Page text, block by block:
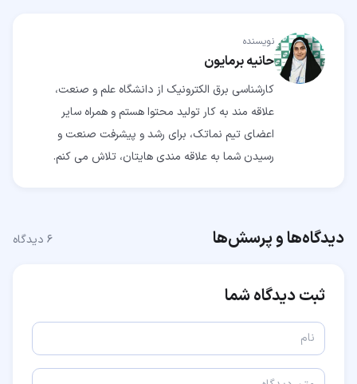
نویسنده
حانیه برمایون
کارشناسی برق الکترونیک از دانشگاه علم و صنعت،
علاقه مند به کار تولید محتوا هستم و همراه سایر
اعضای تیم نماتک، برای رشد و پیشرفت صنعت و
رسیدن شما به علاقه مندی هایتان، تلاش می کنم.
دیدگاه‌ها و پرسش‌ها ۶ دیدگاه
ثبت دیدگاه شما